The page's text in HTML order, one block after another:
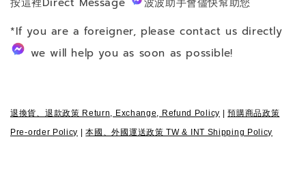
按這裡Direct Message
波波助手會儘快幫助您
*If you are a foreigner, please contact us directly
we will help you as soon as possible!
退換貨、退款政策 Return, Exchange, Refund Policy |預購商品政策
Pre-order Policy |本國、外國運送政策 TW & INT Shipping Policy